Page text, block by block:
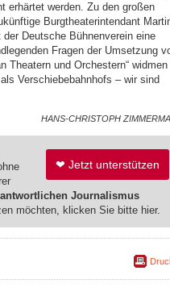
erhärtet werden. Zu den großen
Burgtheaterintendant
Deutsche Bühnenverein eine
Fragen der Umsetzung
Theatern und Orchestern“ widmen
Verschiebebahnhofs – wir sind
HANS-CHRISTOPH
❤ Jetzt unterstützen
Journalismus
möchten, klicken Sie bitte hier.